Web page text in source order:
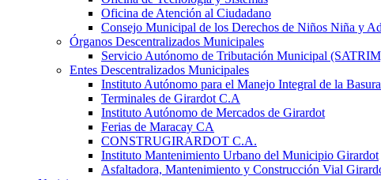
Oficina de Atención al Ciudadano
Consejo Municipal de los Derechos de Niños Niña y
Órganos Descentralizados Municipales
Servicio Autónomo de Tributación Municipal
Entes Descentralizados Municipales
Instituto Autónomo para el Manejo Integral de la
Terminales de Girardot C.A
Instituto Autónomo de Mercados de Girardot
Ferias de Maracay CA
CONSTRUGIRARDOT C.A.
Instituto Mantenimiento Urbano del Municipio Girardot
Asfaltadora, Mantenimiento y Construcción Vial